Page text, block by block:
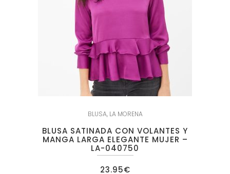
BLUSA, LA MORENA
BLUSA SATINADA CON VOLANTES Y
MANGA LARGA ELEGANTE MUJER –
LA-040750
23.95€